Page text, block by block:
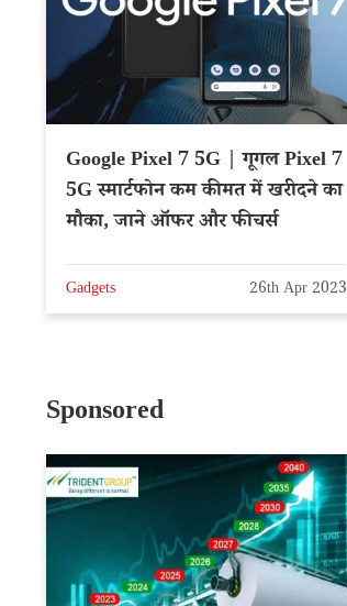
Google Pixel 7 5G | गूगल Pixel 7
5G स्मार्टफोन कम कीमत में खरीदने का
मौका, जाने ऑफर और फीचर्स
Gadgets 26th Apr 2023
Sponsored